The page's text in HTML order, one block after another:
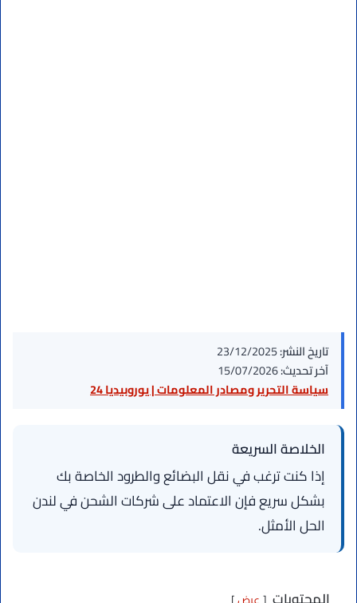
تاريخ النشر:23/12/2025
آخر تحديث:15/07/2026
سياسة التحرير ومصادر المعلومات | يوروبيديا 24
الخلاصة السريعة
إذا كنت ترغب في نقل البضائع والطرود الخاصة بك
بشكل سريع فإن الاعتماد على شركات الشحن في لندن
الحل الأمثل.